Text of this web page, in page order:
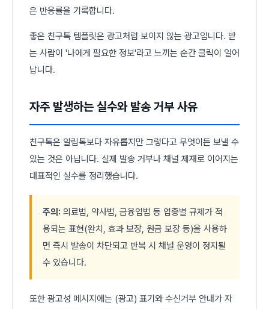
은 반응률을 기록합니다.
좋은 친구톡 템플릿은 광고처럼 보이지 않는 광고입니다. 받
는 사람이 '나에게 필요한 정보'라고 느끼는 순간 클릭이 일어
납니다.
자주 발생하는 실수와 발송 거부 사유
친구톡은 알림톡보다 자유롭지만 그렇다고 무엇이든 보낼 수
있는 것은 아닙니다. 실제 발송 거부나 채널 제재로 이어지는
대표적인 실수를 정리했습니다.
주의: 의료법, 약사법, 금융업법 등 업종별 규제가 적
용되는 표현(완치, 효과 보장, 원금 보장 등)을 사용하
면 즉시 발송이 차단되고 반복 시 채널 운영이 정지될
수 있습니다.
또한 광고성 메시지에는 (광고) 표기와 수신거부 안내가 자